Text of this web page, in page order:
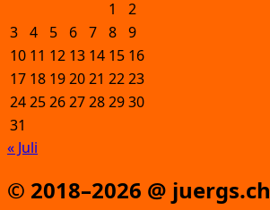
1
2
3 4 5 6 7 8 9
10 11 12 13 14 15 16
17 18 192021 2223
24252627282930
31
« Juli
© 2018–2026 @ juergs.ch